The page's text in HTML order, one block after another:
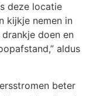
deze locatie
kijkje nemen in
doen en
aldus
beter